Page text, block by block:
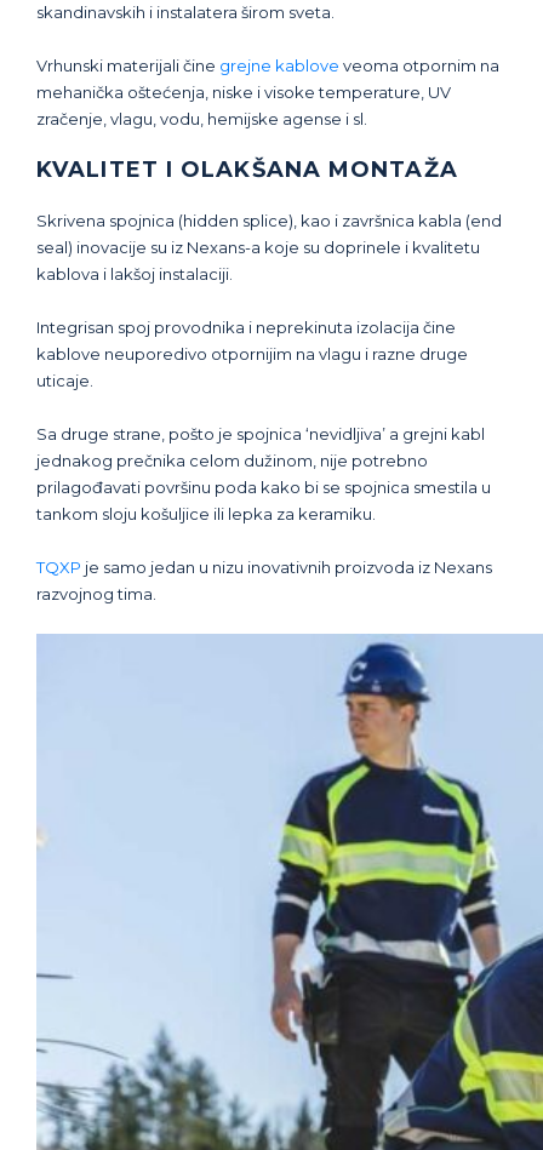
skandinavskih i instalatera širom sveta.
Vrhunski materijali čine grejne kablove veoma otpornim na
mehanička oštećenja, niske i visoke temperature, UV
zračenje, vlagu, vodu, hemijske agense i sl.
KVALITET I OLAKŠANA MONTAŽA
Skrivena spojnica (hidden splice), kao i završnica kabla (end
seal) inovacije su iz Nexans-a koje su doprinele i kvalitetu
kablova i lakšoj instalaciji.
Integrisan spoj provodnika i neprekinuta izolacija čine
kablove neuporedivo otpornijim na vlagu i razne druge
uticaje.
Sa druge strane, pošto je spojnica ‘nevidljiva’ a grejni kabl
jednakog prečnika celom dužinom, nije potrebno
prilagođavati površinu poda kako bi se spojnica smestila u
tankom sloju košuljice ili lepka za keramiku.
TQXP je samo jedan u nizu inovativnih proizvoda iz Nexans
razvojnog tima.